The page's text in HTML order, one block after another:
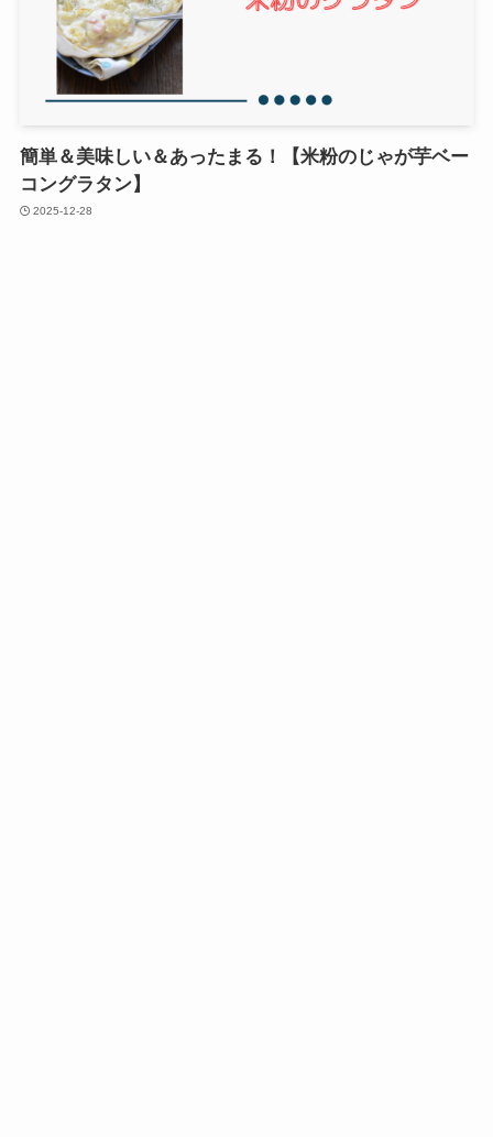
簡単＆美味しい＆あったまる！【米粉のじゃが芋ベー
コングラタン】
2025-12-28